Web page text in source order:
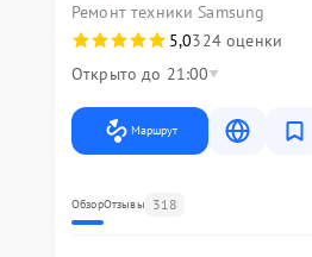
Ремонт техники Samsung
5,0324 оценки
Открыто до 21:00
Маршрут
ОбзорОтзывы 318